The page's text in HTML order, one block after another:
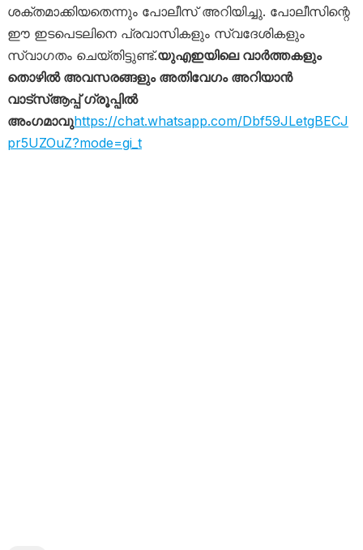
ശക്തമാക്കിയതെന്നും പോലീസ് അറിയിച്ചു. പോലീസിന്റെ
ഈ ഇടപെടലിനെ പ്രവാസികളും സ്വദേശികളും
സ്വാഗതം ചെയ്തിട്ടുണ്ട്.യുഎഇയിലെ വാർത്തകളും
തൊഴിൽ അവസരങ്ങളും അതിവേഗം അറിയാൻ
വാട്സ്ആപ്പ് ഗ്രൂപ്പിൽ
അംഗമാവുhttps://chat.whatsapp.com/Dbf59JLetgBECJ
pr5UZOuZ?mode=gi_t